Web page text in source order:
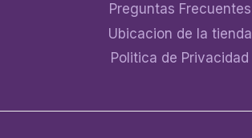
Preguntas Frecuentes
Ubicacion de la tienda
Politica de Privacidad